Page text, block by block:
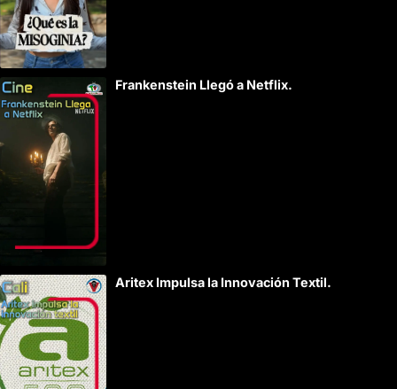
Frankenstein Llegó a Netflix.
Aritex Impulsa la Innovación Textil.